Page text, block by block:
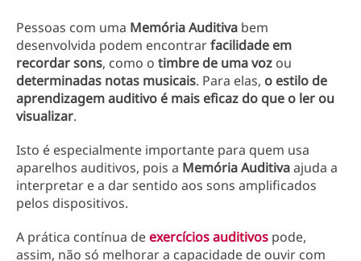
Pessoas com uma Memória Auditiva bem
desenvolvida podem encontrarfacilidade em
recordar sons, como o timbre de uma voz ou
determinadas notas musicais. Para elas, o estilo de
aprendizagem auditivo é mais eficaz do que o ler ou
visualizar.
Isto é especialmente importante para quem usa
aparelhos auditivos, pois a Memória Auditivaajuda a
interpretar e a dar sentido aos sons amplificados
pelos dispositivos.
A prática contínua deexercícios auditivos pode,
assim, não só melhorar a capacidade de ouvir com